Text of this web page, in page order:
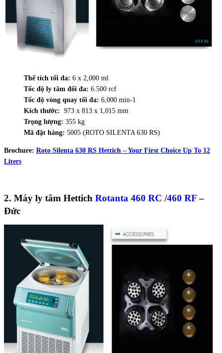
Thể tích tối đa: 6 x 2,000 ml
Tốc độ ly tâm đối đa: 6.500 rcf
Tốc độ vòng quay tối đa: 6,000 min-1
Kích thước: 973 x 813 x 1,015 mm
Trọng lượng: 355 kg
Mã đặt hàng: 5005 (ROTO SILENTA 630 RS)
Brochure: Roto Silenta 630 RS Hettich – Your First Choice Up To 12
Liters
2. Máy ly tâm Hettich Rotanta 460 RC /460 RF–
Đức